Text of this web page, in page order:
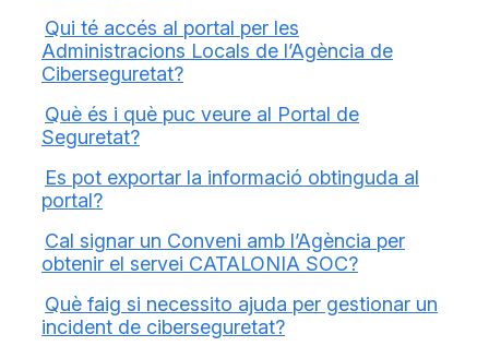
Qui té accés al portal per les
Administracions Locals de l’Agència de
Ciberseguretat?
Què és i què puc veure al Portal de
Seguretat?
Es pot exportar la informació obtinguda al
portal?
Cal signar un Conveni amb l’Agència per
obtenir el servei CATALONIA SOC?
Què faig si necessito ajuda per gestionar un
incident de ciberseguretat?